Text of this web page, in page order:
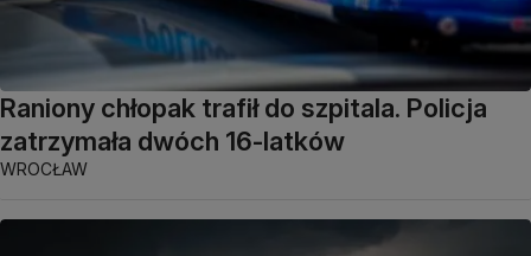
Raniony chłopak trafił do szpitala. Policja
zatrzymała dwóch 16-latków
WROCŁAW